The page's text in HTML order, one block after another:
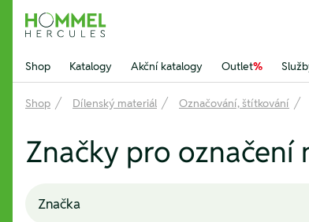
Hommel Hercules
Shop Katalogy Akční katalogy Outlet%
Shop Dílenský materiál Označování, štítkování
Značky pro označení
Značka